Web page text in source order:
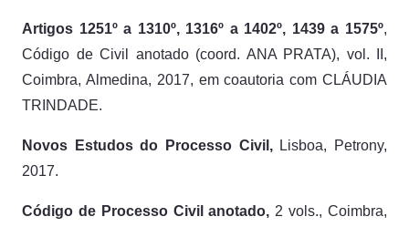
Artigos 1251º a 1310º, 1316º a 1402º, 1439 a 1575º,
Código de Civil anotado (coord. ANA PRATA), vol. II,
Coimbra, Almedina, 2017, em coautoria com CLÁUDIA
TRINDADE.
Novos Estudos do Processo Civil,Lisboa, Petrony,
2017.
Código de Processo Civil anotado, 2 vols., Coimbra,